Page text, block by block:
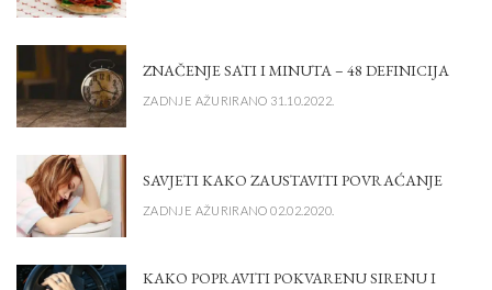
ZNAČENJE SATI I MINUTA – 48 DEFINICIJA
ZADNJE AŽURIRANO 31.10.2022.
SAVJETI KAKO ZAUSTAVITI POVRAĆANJE
ZADNJE AŽURIRANO 02.02.2020.
KAKO POPRAVITI POKVARENU SIRENU I